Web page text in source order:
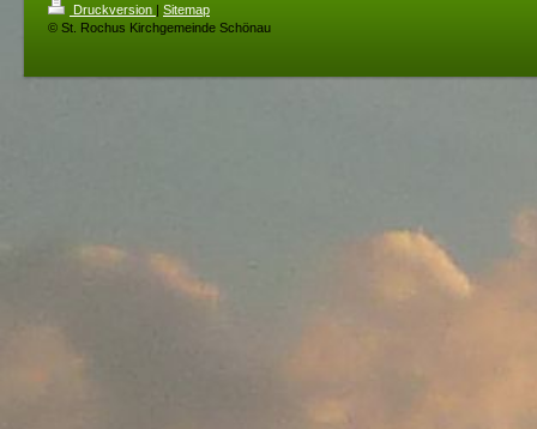
Druckversion | Sitemap
© St. Rochus Kirchgemeinde Schönau